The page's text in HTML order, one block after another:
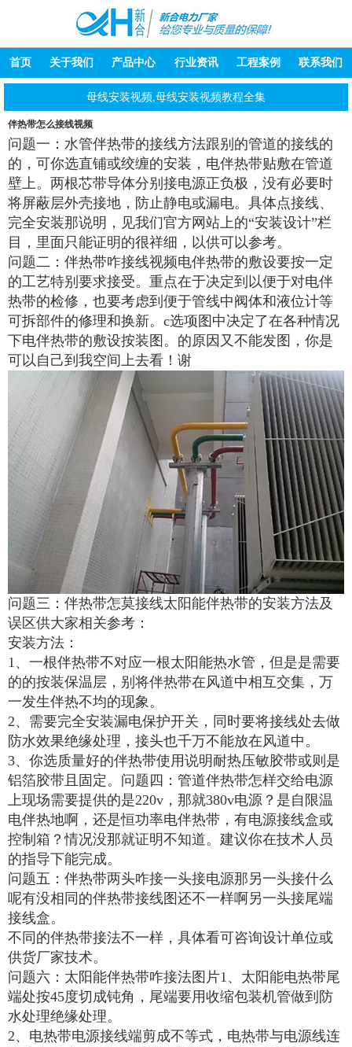
首页 关于我们 产品中心 行业资讯 工程案例 联系我们
母线安装视频,母线安装视频教程全集
伴热带怎么接线视频
问题一：水管伴热带的接线方法跟别的管道的接线的
的，可你选直铺或绞缠的安装，电伴热带贴敷在管道
壁上。两根芯带导体分别接电源正负极，没有必要时
将屏蔽层外壳接地，防止静电或漏电。具体点接线、
完全安装那说明，见我们官方网站上的“安装设计”栏
目，里面只能证明的很祥细，以供可以参考。
问题二：伴热带咋接线视频电伴热带的敷设要按一定
的工艺特别要求接受。重点在于决定到以便于对电伴
热带的检修，也要考虑到便于管线中阀体和液位计等
可拆部件的修理和换新。c选项图中决定了在各种情况
下电伴热带的敷设按装图。的原因又不能发图，你是
可以自己到我空间上去看！谢
问题三：伴热带怎莫接线太阳能伴热带的安装方法及
误区供大家相关参考：
安装方法：
1、一根伴热带不对应一根太阳能热水管，但是是需要
的的按装保温层，别将伴热带在风道中相互交集，万
一发生伴热不均的现象。
2、需要完全安装漏电保护开关，同时要将接线处去做
防水效果绝缘处理，接头也千万不能放在风道中。
3、你选质量好的伴热带使用说明耐热压敏胶带或则是
铝箔胶带且固定。问题四：管道伴热带怎样交给电源
上现场需要提供的是220v，那就380v电源？是自限温
电伴热地啊，还是恒功率电伴热带，有电源接线盒或
控制箱？情况没那就证明不知道。建议你在技术人员
的指导下能完成。
问题五：伴热带两头咋接一头接电源那另一头接什么
呢有没相同的伴热带接线图还不一样啊另一头接尾端
接线盒。
不同的伴热带接法不一样，具体看可咨询设计单位或
供货厂家技术。
问题六：太阳能伴热带咋接法图片1、太阳能电热带尾
端处按45度切成钝角，尾端要用收缩包装机管做到防
水处理绝缘处理。
2、电热带电源接线端剪成不等式，电热带与电源线连